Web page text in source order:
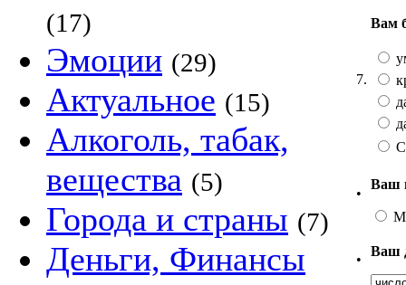
(17)
Эмоции (29)
Актуальное (15)
Алкоголь, табак,
вещества (5)
Города и страны (7)
Деньги, Финансы
7.
Вам
•
Ваш
•
Ваш